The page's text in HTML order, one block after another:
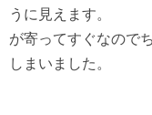
うに見えます。
が寄ってすぐなので
しまいました。